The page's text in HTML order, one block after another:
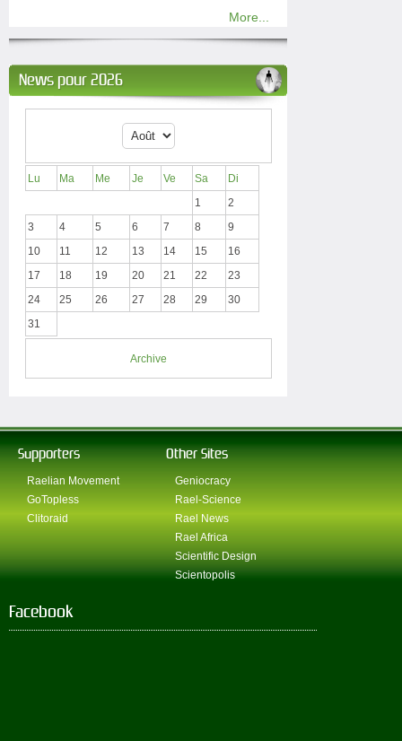
More...
News pour 2026
Lu Ma Me Je Ve Sa
Di
1
2
3
4 5 6 7 8
9
10
11 12 13 14 15
16
17
18 19 20 21 22
23
24
25 26 27 28 29
30
31
Archive
Supporters
Raelian Movement
GoTopless
Clitoraid
Other Sites
Geniocracy
Rael-Science
Rael News
Rael Africa
Scientific Design
Scientopolis
Facebook